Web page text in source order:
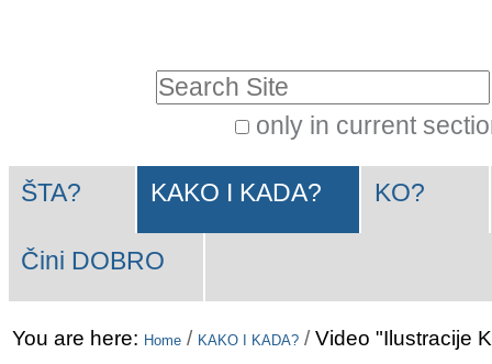
Skip
to
navigation
only in current
Search…
Navigation
ŠTA? KAKO I KADA? KO?
Čini DOBRO
You are here: Home / KAKO I KADA? / Video "Ilustracije